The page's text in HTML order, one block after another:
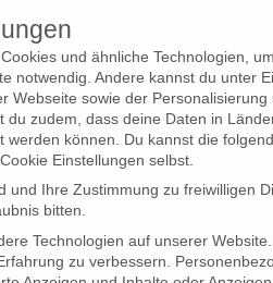
UNS KONTAKT
und ähnliche Technologien,
notwendig. Andere kannst du unter
Webseite sowie der
du zudem, dass deine Daten in
werden können. Du kannst die
Einstellungen selbst.
und Ihre Zustimmung zu freiwilligen
bitten.
Technologien auf unserer
zu verbessern.